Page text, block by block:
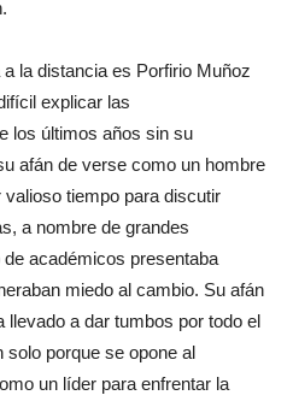
la distancia es Porfirio Muñoz
explicar las
los últimos años sin su
afán de verse como un hombre
tiempo para discutir
a nombre de grandes
académicos presentaba
miedo al cambio. Su afán
llevado a dar tumbos por todo el
solo porque se opone al
un líder para enfrentar la